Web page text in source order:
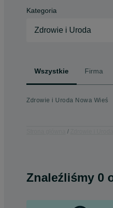
Kategoria
Zdrowie i Uroda
Wszystkie Firma
Zdrowie i Uroda Nowa Wieś
Znaleźliśmy 0